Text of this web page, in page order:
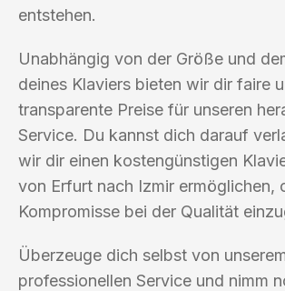
entstehen.
Unabhängig von der Größe und
deines Klaviers bieten wir dir faire
transparente Preise für unseren
Service. Du kannst dich darauf
wir dir einen kostengünstigen
von Erfurt nach Izmir ermöglichen,
Kompromisse bei der Qualität
Überzeuge dich selbst von
professionellen Service und nimm